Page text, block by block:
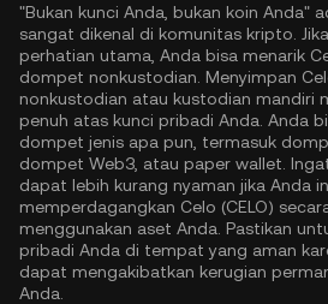
"Bukan kunci Anda, bukan koin Anda"
sangat dikenal di komunitas kripto.
perhatian utama, Anda bisa menarik
dompet nonkustodian. Menyimpan
nonkustodian atau kustodian mandiri
penuh atas kunci pribadi Anda. Anda
dompet jenis apa pun, termasuk
dompet Web3, atau paper wallet.
dapat lebih kurang nyaman jika Anda
memperdagangkan Celo (CELO)
menggunakan aset Anda. Pastikan
pribadi Anda di tempat yang aman
dapat mengakibatkan kerugian
Anda.